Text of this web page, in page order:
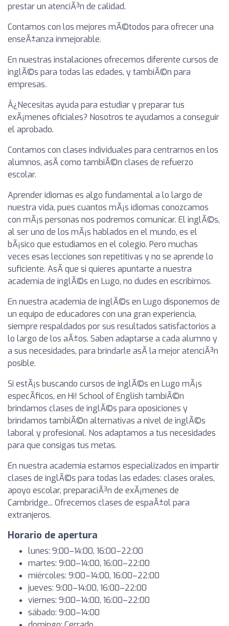
prestar un atenciÃ³n de calidad.
Contamos con los mejores mÃ©todos para ofrecer una
enseÃ±anza inmejorable.
En nuestras instalaciones ofrecemos diferente cursos de
inglÃ©s para todas las edades, y tambiÃ©n para
empresas.
Â¿Necesitas ayuda para estudiar y preparar tus
exÃ¡menes oficiales? Nosotros te ayudamos a conseguir
el aprobado.
Contamos con clases individuales para centrarnos en los
alumnos, asÃ­ como tambiÃ©n clases de refuerzo
escolar.
Aprender idiomas es algo fundamental a lo largo de
nuestra vida, pues cuantos mÃ¡s idiomas conozcamos
con mÃ¡s personas nos podremos comunicar. El inglÃ©s,
al ser uno de los mÃ¡s hablados en el mundo, es el
bÃ¡sico que estudiamos en el colegio. Pero muchas
veces esas lecciones son repetitivas y no se aprende lo
suficiente. AsÃ­ que si quieres apuntarte a nuestra
academia de inglÃ©s en Lugo, no dudes en escribirnos.
En nuestra academia de inglÃ©s en Lugo disponemos de
un equipo de educadores con una gran experiencia,
siempre respaldados por sus resultados satisfactorios a
lo largo de los aÃ±os. Saben adaptarse a cada alumno y
a sus necesidades, para brindarle asÃ­ la mejor atenciÃ³n
posible.
Si estÃ¡s buscando cursos de inglÃ©s en Lugo mÃ¡s
especÃ­ficos, en Hi! School of English tambiÃ©n
brindamos clases de inglÃ©s para oposiciones y
brindamos tambiÃ©n alternativas a nivel de inglÃ©s
laboral y profesional. Nos adaptamos a tus necesidades
para que consigas tus metas.
En nuestra academia estamos especializados en impartir
clases de inglÃ©s para todas las edades: clases orales,
apoyo escolar, preparaciÃ³n de exÃ¡menes de
Cambridge... Ofrecemos clases de espaÃ±ol para
extranjeros.
Horario de apertura
lunes: 9:00–14:00, 16:00–22:00
martes: 9:00–14:00, 16:00–22:00
miércoles: 9:00–14:00, 16:00–22:00
jueves: 9:00–14:00, 16:00–22:00
viernes: 9:00–14:00, 16:00–22:00
sábado: 9:00–14:00